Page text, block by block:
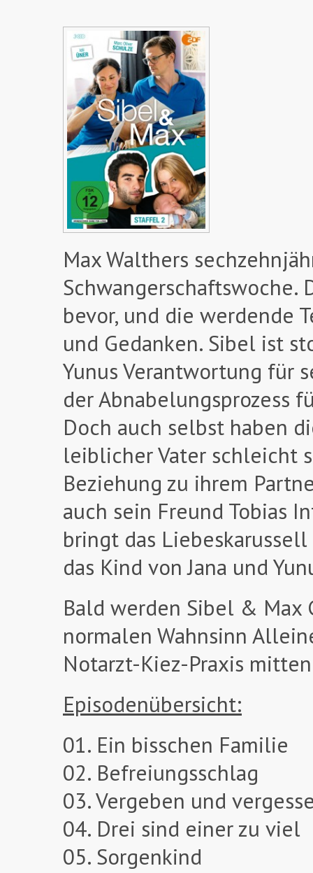
Max Walthers
Schwangerschaftswoche.
bevor, und die werdende
und Gedanken. Sibel ist
Yunus Verantwortung für
der Abnabelungsprozess
Doch auch selbst haben
leiblicher Vater schleicht
Beziehung zu ihrem
auch sein Freund Tobias
bringt das
das Kind von Jana und
Bald werden Sibel & Max
normalen Wahnsinn
Notarzt-Kiez-Praxis
Episodenübersicht:
01. Ein bisschen Familie
02. Befreiungsschlag
03. Vergeben und
04. Drei sind einer zu viel
05. Sorgenkind